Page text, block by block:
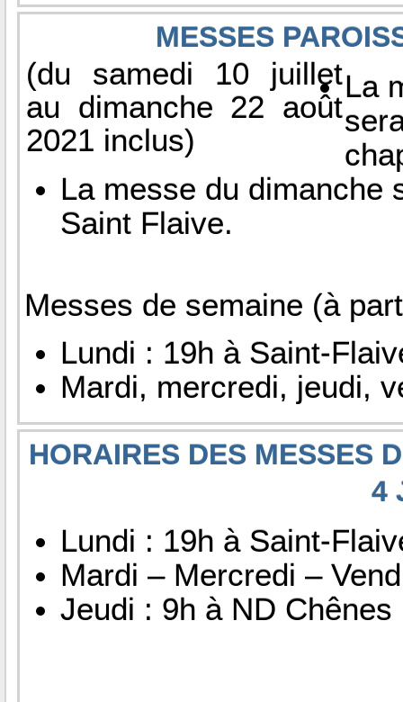
MESSES
(du samedi 10 juillet
au dimanche 22 août
2021 inclus)
La
La messe du dimanche
Saint Flaive.
Messes de semaine (à
Lundi : 19h à Saint-
Mardi, mercredi, jeudi,
HORAIRES DES MESSES
4
Lundi : 19h à Saint-
Mardi – Mercredi –
Jeudi : 9h à ND Chênes